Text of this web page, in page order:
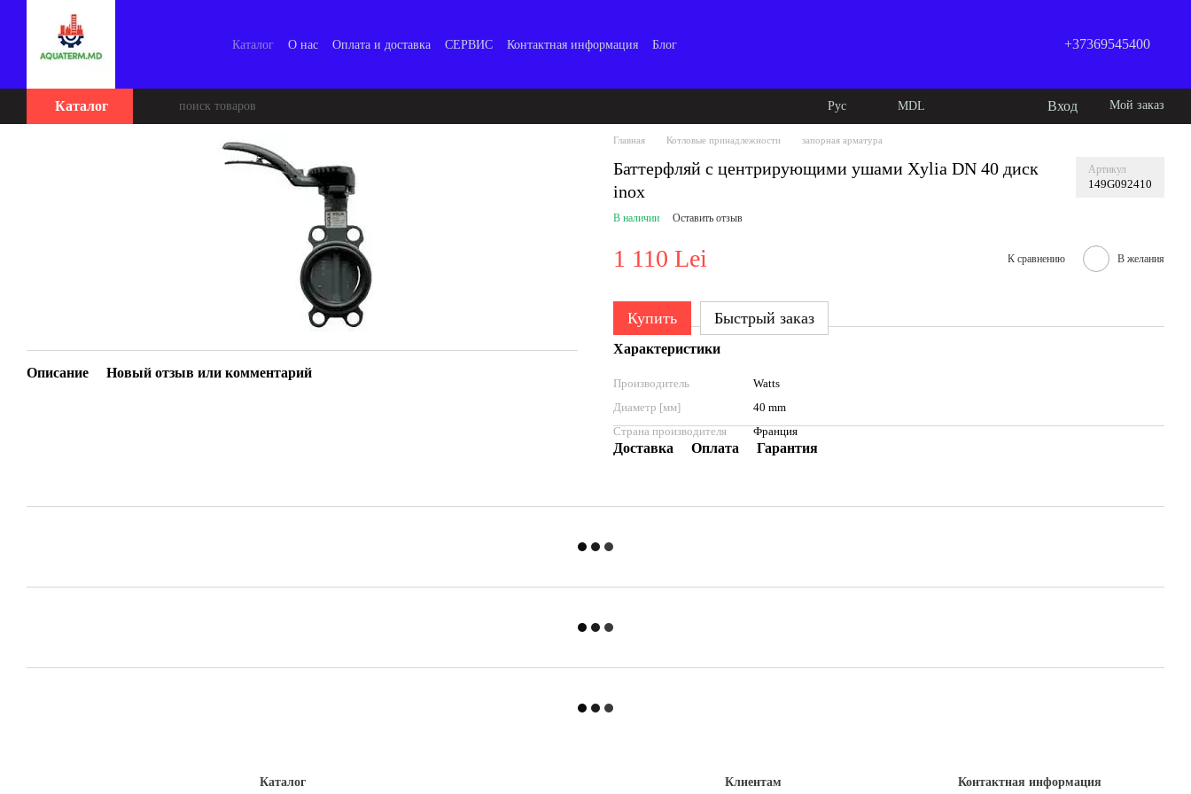
Перейти к основному контенту
Каталог О нас Оплата и доставка СЕРВИС Контактная информация Блог +37369545400
Каталог Рус MDL Вход Мой заказ
Описание Новый отзыв или комментарий
Главная Котловые принадлежности запорная арматура
Баттерфляй с центрирующими ушами Xylia DN 40 диск
inox
Артикул
149G092410
В наличии Оставить отзыв
1 110 Lei К сравнению В желания
Купить Быстрый заказ
Характеристики
Производитель
Watts
Диаметр [мм]
40 mm
Страна производителя
Франция
Доставка Оплата Гарантия
Каталог Клиентам Контактная информация